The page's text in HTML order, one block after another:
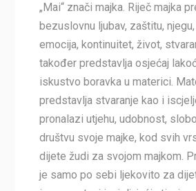
„Mai“ znači majka. Riječ majka
bezuslovnu ljubav, zaštitu,
emocija, kontinuitet, život,
također predstavlja osjećaj
iskustvo boravka u materici.
predstavlja stvaranje kao i
pronalazi utjehu, udobnost,
društvu svoje majke, kod svih
dijete žudi za svojom majkom.
je samo po sebi ljekovito za